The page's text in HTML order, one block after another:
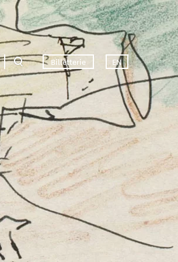
Billetterie EN